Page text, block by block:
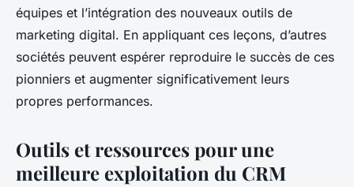
équipes et l’intégration des nouveaux outils de
marketing digital. En appliquant ces leçons, d’autres
sociétés peuvent espérer reproduire le succès de ces
pionniers et augmenter significativement leurs
propres performances.
Outils et ressources pour une
meilleure exploitation du CRM